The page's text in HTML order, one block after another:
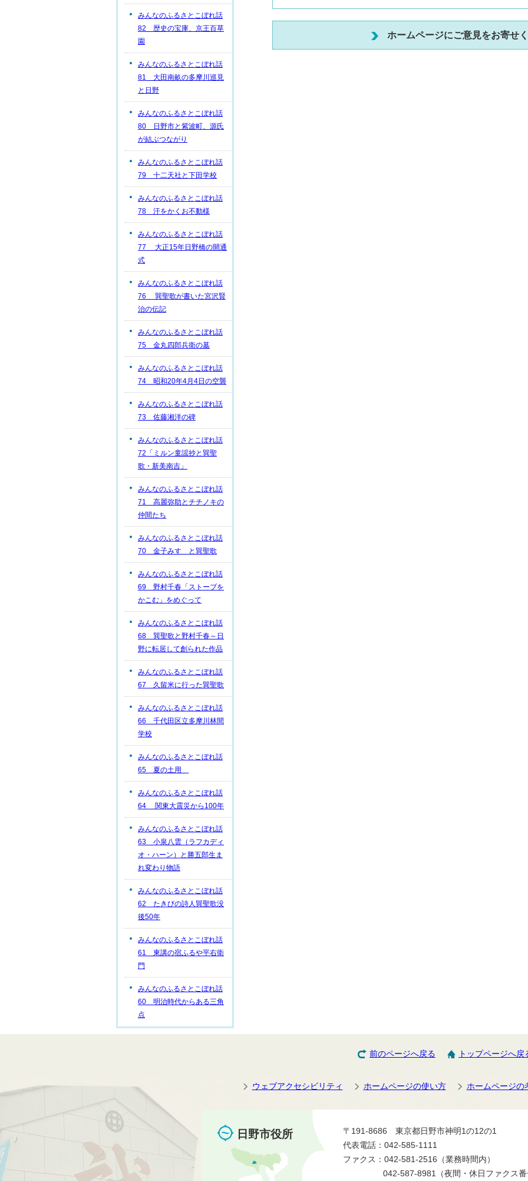
ホームページにご意見をお寄せ
みんなのふるさとこぼれ話
82 歴史の宝庫、京王百草
園
みんなのふるさとこぼれ話
81 大田南畝の多摩川巡見
と日野
みんなのふるさとこぼれ話
80 日野市と紫波町、源氏
が結ぶつながり
みんなのふるさとこぼれ話
79 十二天社と下田学校
みんなのふるさとこぼれ話
78 汗をかくお不動様
みんなのふるさとこぼれ話
77 大正15年日野橋の開通
式
みんなのふるさとこぼれ話
76 巽聖歌が書いた宮沢賢
治の伝記
みんなのふるさとこぼれ話
75 金丸四郎兵衛の墓
みんなのふるさとこぼれ話
74 昭和20年4月4日の空襲
みんなのふるさとこぼれ話
73 佐藤湘洋の碑
みんなのふるさとこぼれ話
72「ミルン童謡抄と巽聖
歌・新美南吉」
みんなのふるさとこぼれ話
71 高麗弥助とチチノキの
仲間たち
みんなのふるさとこぼれ話
70 金子みすゞと巽聖歌
みんなのふるさとこぼれ話
69 野村千春「ストーブを
かこむ」をめぐって
みんなのふるさとこぼれ話
68 巽聖歌と野村千春～日
野に転居して創られた作品
みんなのふるさとこぼれ話
67 久留米に行った巽聖歌
みんなのふるさとこぼれ話
66 千代田区立多摩川林間
学校
みんなのふるさとこぼれ話
65 夏の土用
みんなのふるさとこぼれ話
64 関東大震災から100年
みんなのふるさとこぼれ話
63 小泉八雲（ラフカディ
オ・ハーン）と勝五郎生ま
れ変わり物語
みんなのふるさとこぼれ話
62 たきびの詩人巽聖歌没
後50年
みんなのふるさとこぼれ話
61 東講の宿ふるや平右衛
門
みんなのふるさとこぼれ話
60 明治時代からある三角
点
前のページへ戻る トップページへ戻
ウェブアクセシビリティ ホームページの使い方 ホームページの
日野市役所
〒191-8686 東京都日野市神明1の12の1
代表電話：042-585-1111
ファクス：042-581-2516（業務時間内）
042-587-8981（夜間・休日ファクス番